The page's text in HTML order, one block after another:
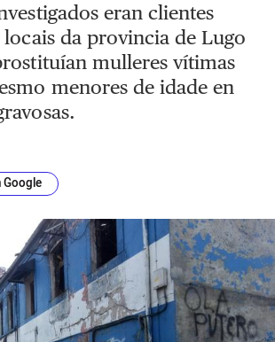
eran clientes
da provincia de Lugo
mulleres vítimas
menores de idade en
Google